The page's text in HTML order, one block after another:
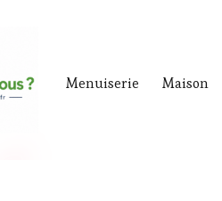
Menuiserie Maison